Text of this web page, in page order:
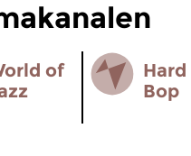
of
Hard
Bop